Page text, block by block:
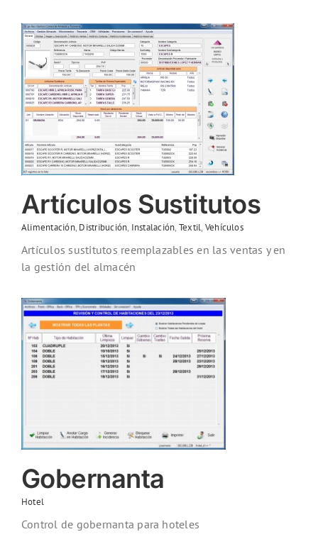
Artículos Sustitutos
Alimentación, Distribución, Instalación, Textil, Vehículos
Artículos sustitutos reemplazables en las ventas y en
la gestión del almacén
Gobernanta
Hotel
Control de gobernanta para hoteles